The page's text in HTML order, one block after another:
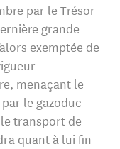
par le Trésor
grande
exemptée de
menaçant le
le gazoduc
transport de
quant à lui fin